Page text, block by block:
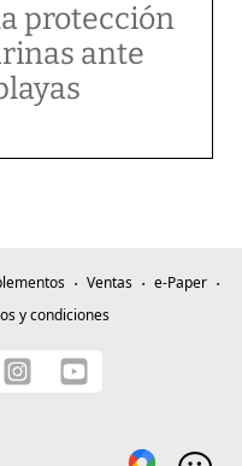
protección
ante
Ventas
e-Paper
y condiciones